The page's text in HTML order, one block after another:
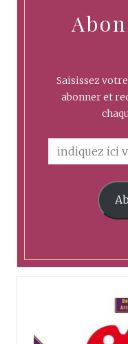
Saisissez
abonner et